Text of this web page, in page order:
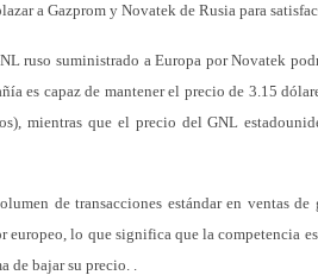
a Gazprom y Novatek de Rusia para
ruso suministrado a Europa por Novatek
es capaz de mantener el precio de 3.15
mientras que el precio del GNL
de transacciones estándar en ventas de
europeo, lo que significa que la competencia
de bajar su precio. .